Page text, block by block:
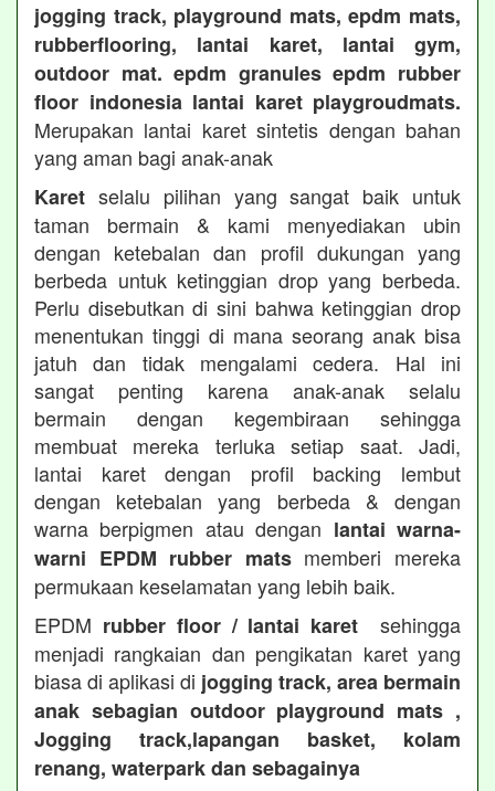
jogging track, playground mats, epdm mats,
rubberflooring, lantai karet, lantai gym,
outdoor mat. epdm granules epdm rubber
floor indonesia lantai karet playgroudmats.
Merupakan lantai karet sintetis dengan bahan
yang aman bagi anak-anak
Karet selalu pilihan yang sangat baik untuk
taman bermain & kami menyediakan ubin
dengan ketebalan dan profil dukungan yang
berbeda untuk ketinggian drop yang berbeda.
Perlu disebutkan di sini bahwa ketinggian drop
menentukan tinggi di mana seorang anak bisa
jatuh dan tidak mengalami cedera. Hal ini
sangat penting karena anak-anak selalu
bermain dengan kegembiraan sehingga
membuat mereka terluka setiap saat. Jadi,
lantai karet dengan profil backing lembut
dengan ketebalan yang berbeda & dengan
warna berpigmen atau dengan lantai warna-
warni EPDM rubber matsmemberi mereka
permukaan keselamatan yang lebih baik.
EPDM rubber floor / lantai karet sehingga
menjadi rangkaian dan pengikatan karet yang
biasa di aplikasi di jogging track, area bermain
anak sebagian outdoor playground mats ,
Jogging track,lapangan basket, kolam
renang, waterpark dan sebagainya